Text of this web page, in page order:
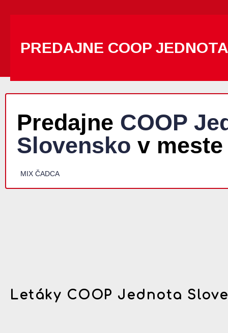
PREDAJNE COOP
Predajne COOP
Slovensko v
MIX ČADCA
Letáky COOP Jednota